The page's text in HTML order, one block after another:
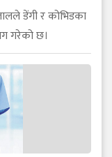
डेंगी र कोभिडका
गरेको छ।